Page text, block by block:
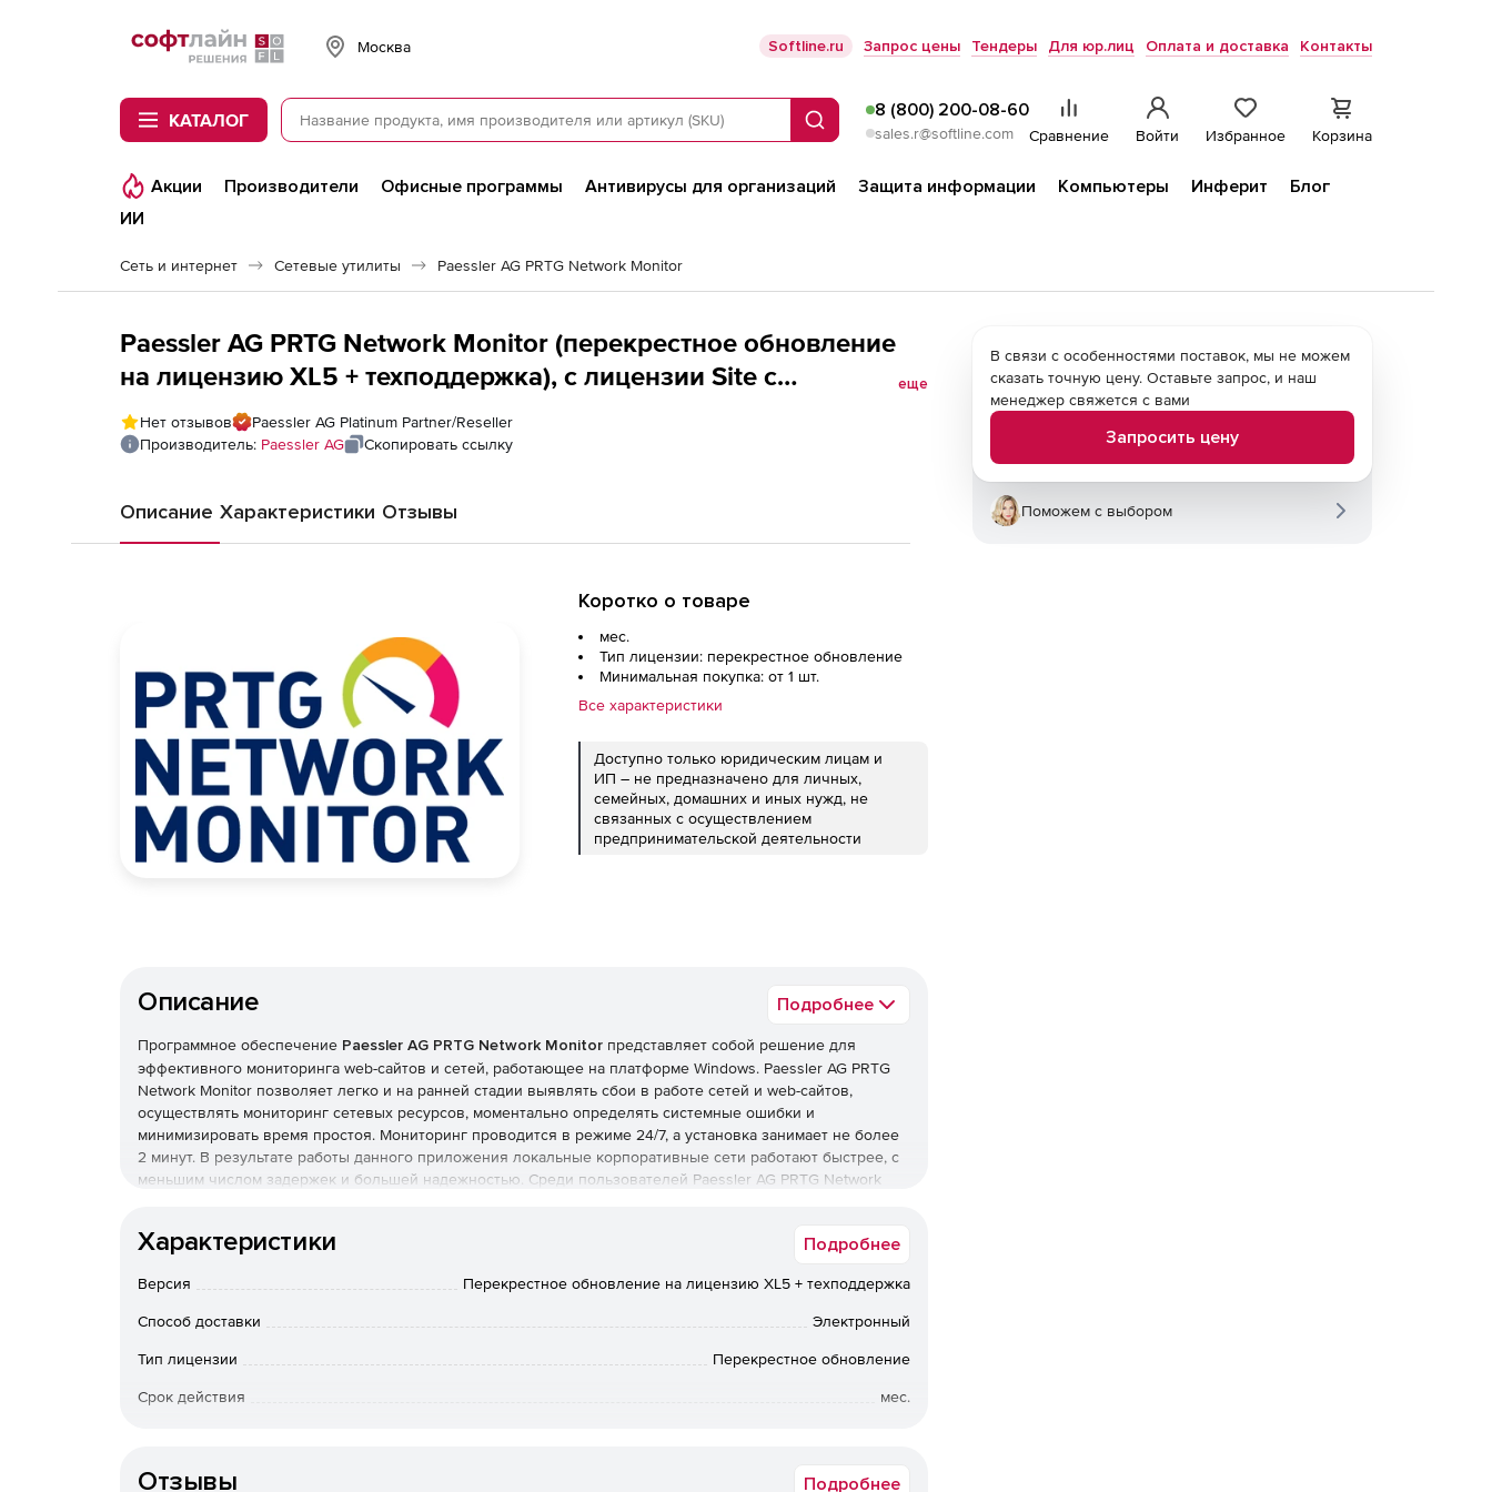
Softline
Москва Softline.ru Запрос цены Тендеры Для юр.лиц Оплата и доставка Контакты
КАТАЛОГ Поиск
8 (800) 200-08-60
sales.r@softline.com Сравнение Войти Избранное Корзина
Акции Производители Офисные программы Антивирусы для организаций Защита информации Компьютеры Инферит
Блог
ИИ
Сеть и интернет Сетевые утилиты Paessler AG PRTG Network Monitor
Paessler AG PRTG Network Monitor (перекрестное обновление
на лицензию XL5 + техподдержка), с лицензии Site с
техподдержкой на 3 года
еще
Нет отзывов
Paessler AG Platinum Partner/Reseller
Производитель: Paessler AG Скопировать ссылку
Описание Характеристики Отзывы
Коротко о товаре
мес.
Тип лицензии: перекрестное обновление
Минимальная покупка: от 1 шт.
Все характеристики
Доступно только юридическим лицам и
ИП – не предназначено для личных,
семейных, домашних и иных нужд, не
связанных с осуществлением
предпринимательской деятельности
Описание Подробнее
Программное обеспечение Paessler AG PRTG Network Monitor представляет собой решение для
эффективного мониторинга web-сайтов и сетей, работающее на платформе Windows. Paessler AG PRTG
Network Monitor позволяет легко и на ранней стадии выявлять сбои в работе сетей и web-сайтов,
осуществлять мониторинг сетевых ресурсов, моментально определять системные ошибки и
минимизировать время простоя. Мониторинг проводится в режиме 24/7, а установка занимает не более
2 минут. В результате работы данного приложения локальные корпоративные сети работают быстрее, с
меньшим числом задержек и большей надежностью. Среди пользователей Paessler AG PRTG Network
Характеристики Подробнее
Версия Перекрестное обновление на лицензию XL5 + техподдержка
Способ доставки Электронный
Тип лицензии Перекрестное обновление
Срок действия мес.
Отзывы Подробнее
В связи с особенностями поставок, мы не можем
сказать точную цену. Оставьте запрос, и наш
менеджер свяжется с вами
Запросить цену
Поможем с выбором